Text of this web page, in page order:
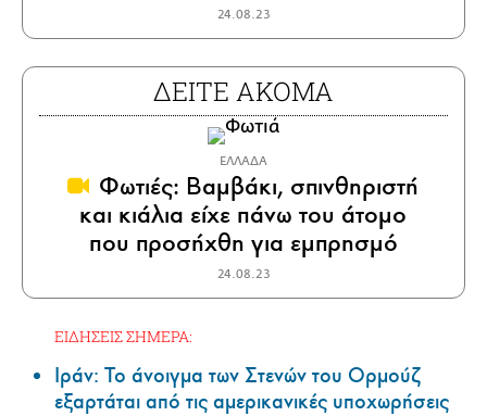
24.08.23
ΔΕΙΤΕ ΑΚΟΜΑ
ΕΛΛΑΔΑ
Φωτιές: Βαμβάκι, σπινθηριστή
και κιάλια είχε πάνω του άτομο
που προσήχθη για εμπρησμό
24.08.23
ΕΙΔΗΣΕΙΣ ΣΗΜΕΡΑ:
Ιράν: Το άνοιγμα των Στενών του Ορμούζ
εξαρτάται από τις αμερικανικές υποχωρήσεις